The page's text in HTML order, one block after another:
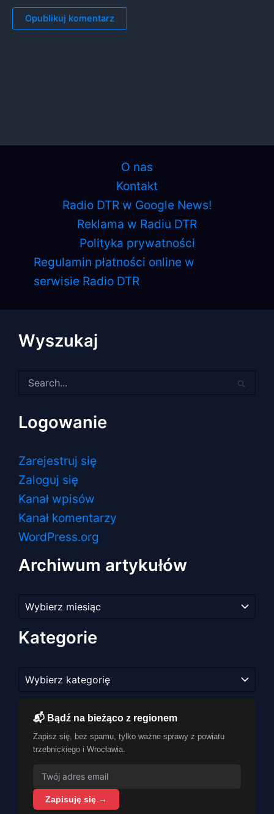
O nas
Kontakt
Radio DTR w Google News!
Reklama w Radiu DTR
Polityka prywatności
Regulamin płatności online w
serwisie Radio DTR
Wyszukaj
dla:
Logowanie
Zarejestruj się
Zaloguj się
Kanał wpisów
Kanał komentarzy
WordPress.org
Archiwum artykułów
artykułów
Kategorie
📬 Bądź na bieżąco z regionem
Zapisz się, bez spamu, tylko ważne sprawy z powiatu
trzebnickiego i Wrocławia.
Zapisuję się →